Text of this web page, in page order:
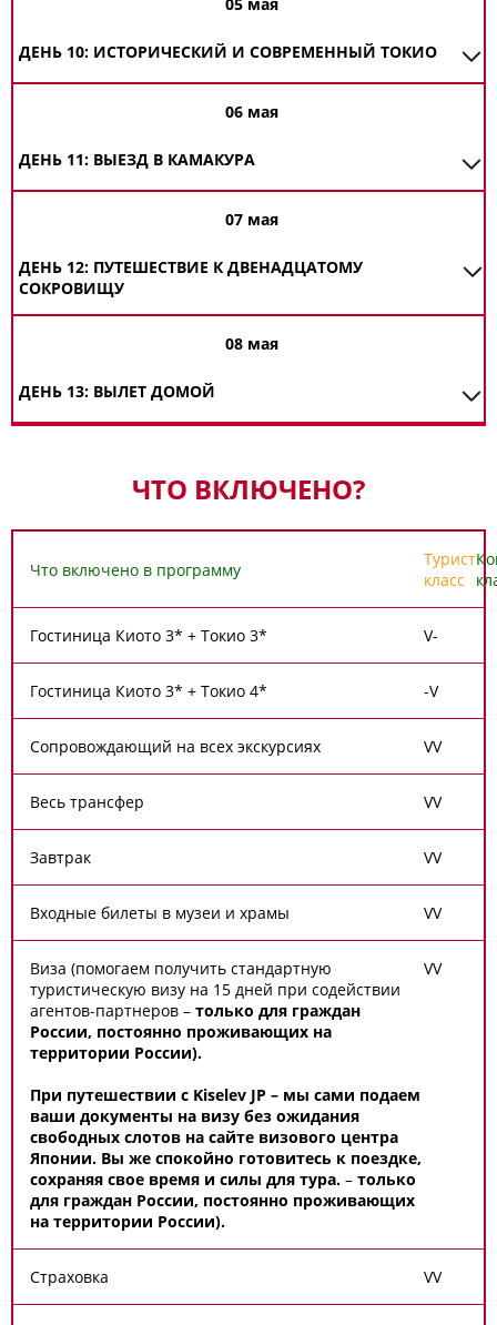
ДЕНЬ 10: ИСТОРИЧЕСКИЙ И СОВРЕМЕННЫЙ ТОКИО
06 мая
ДЕНЬ 11: ВЫЕЗД В КАМАКУРА
07 мая
ДЕНЬ 12: ПУТЕШЕСТВИЕ К ДВЕНАДЦАТОМУ
СОКРОВИЩУ
08 мая
ДЕНЬ 13: ВЫЛЕТ ДОМОЙ
ЧТО ВКЛЮЧЕНО?
Что включено в программу
Турист
класс
Гостиница Киото 3* + Токио 3* V-
Гостиница Киото 3* + Токио 4* -V
Сопровождающий на всех экскурсиях VV
Весь трансфер VV
Завтрак VV
Входные билеты в музеи и храмы VV
Виза (помогаем получить стандартную
туристическую визу на 15 дней при содействии
агентов-партнеров – только для граждан
России, постоянно проживающих на
территории России).
При путешествии с Kiselev JP – мы сами подаем
ваши документы на визу без ожидания
свободных слотов на сайте визового центра
Японии. Вы же спокойно готовитесь к поездке,
сохраняя свое время и силы для тура. – только
для граждан России, постоянно проживающих
на территории России).
VV
Страховка VV